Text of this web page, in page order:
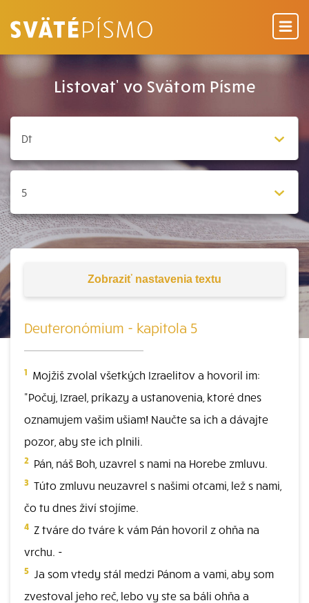
Listovať vo Svätom Písme
Zobraziť nastavenia textu
Deuteronómium - kapitola 5
1 Mojžiš zvolal všetkých Izraelitov a hovoril im:
"Počuj, Izrael, príkazy a ustanovenia, ktoré dnes
oznamujem vašim ušiam! Naučte sa ich a dávajte
pozor, aby ste ich plnili.
2 Pán, náš Boh, uzavrel s nami na Horebe zmluvu.
3 Túto zmluvu neuzavrel s našimi otcami, lež s nami,
čo tu dnes živí stojíme.
4 Z tváre do tváre k vám Pán hovoril z ohňa na
vrchu. -
5 Ja som vtedy stál medzi Pánom a vami, aby som
zvestoval jeho reč, lebo vy ste sa báli ohňa a